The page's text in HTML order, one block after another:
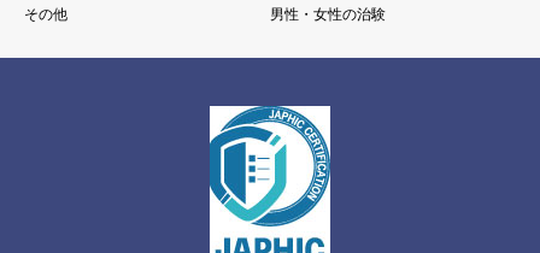
その他
男性・女性の治験